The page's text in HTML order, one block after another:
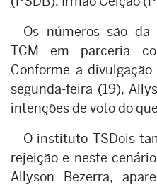
Os números são da
TCM em parceria
Conforme a
segunda-feira (19),
intenções de voto do
O instituto TSDois
rejeição e neste
Allyson Bezerra,